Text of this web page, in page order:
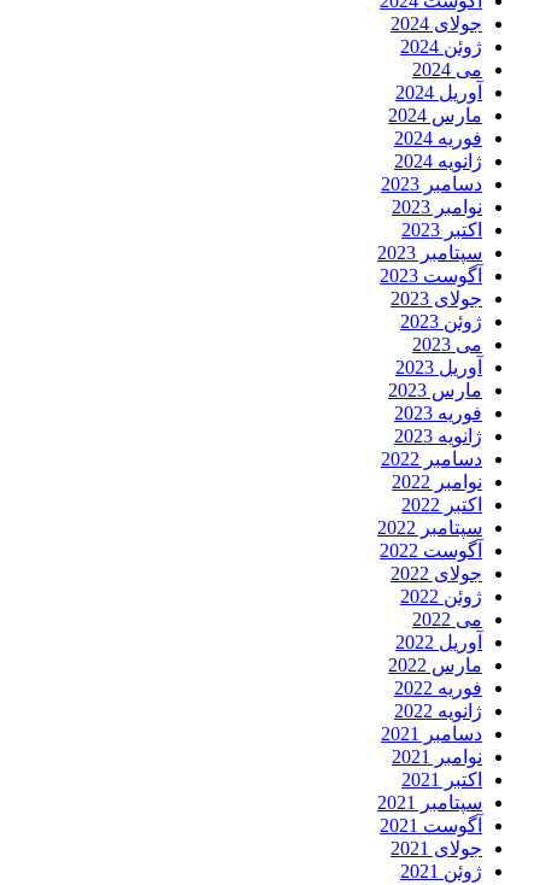
جولای 2024
ژوئن 2024
می 2024
آوریل 2024
مارس 2024
فوریه 2024
ژانویه 2024
دسامبر 2023
نوامبر 2023
اکتبر 2023
سپتامبر 2023
آگوست 2023
جولای 2023
ژوئن 2023
می 2023
آوریل 2023
مارس 2023
فوریه 2023
ژانویه 2023
دسامبر 2022
نوامبر 2022
اکتبر 2022
سپتامبر 2022
آگوست 2022
جولای 2022
ژوئن 2022
می 2022
آوریل 2022
مارس 2022
فوریه 2022
ژانویه 2022
دسامبر 2021
نوامبر 2021
اکتبر 2021
سپتامبر 2021
آگوست 2021
جولای 2021
ژوئن 2021